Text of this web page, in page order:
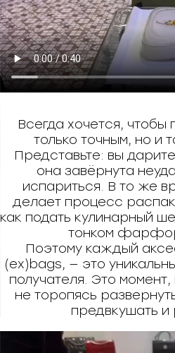
Всегда хочется,
только точным, но и
Представьте: вы
она завёрнута
испариться. В то же
делает процесс
как подать кулинарный
тонком
Поэтому каждый
(ex)bags, — это
получателя. Это
не торопясь
предвкушать и